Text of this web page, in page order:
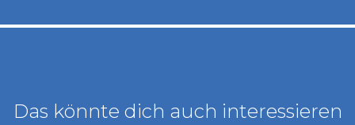
Das könnte dich auch interessieren